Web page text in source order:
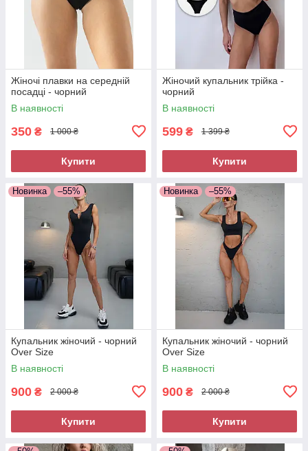
Жіночі плавки на середній
посадці - чорний
В наявності
350 ₴ 1 000 ₴
Купити
Жіночий купальник трійка -
чорний
В наявності
599 ₴ 1 399 ₴
Купити
Новинка –55%
Купальник жіночий - чорний
Over Size
В наявності
900 ₴ 2 000 ₴
Купити
Новинка –55%
Купальник жіночий - чорний
Over Size
В наявності
900 ₴ 2 000 ₴
Купити